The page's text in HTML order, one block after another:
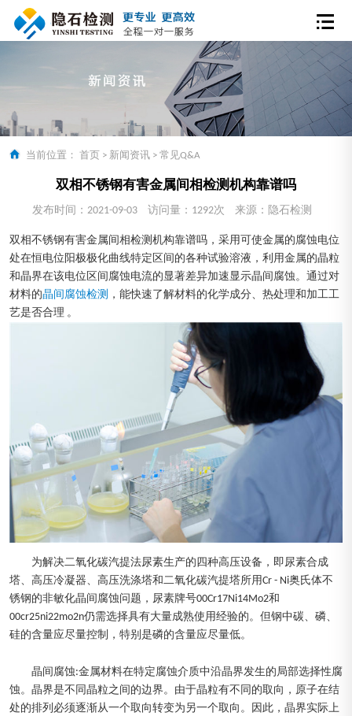
当前位置： 首页 > 新闻资讯 > 常见Q&A
双相不锈钢有害金属间相检测机构靠谱吗
发布时间：2021-09-03 访问量：1292次 来源：隐石检测
双相不锈钢有害金属间相检测机构靠谱吗，采用可使金属的腐蚀电位
处在恒电位阳极极化曲线特定区间的各种试验溶液，利用金属的晶粒
和晶界在该电位区间腐蚀电流的显著差异加速显示晶间腐蚀。通过对
材料的晶间腐蚀检测 ，能快速了解材料的化学成分、热处理和加工工
艺是否合理 。
为解决二氧化碳汽提法尿素生产的四种高压设备，即尿素合成
塔、高压冷凝器、高压洗涤塔和二氧化碳汽提塔所用Cr - Ni奥氏体不
锈钢的非敏化晶间腐蚀问题，尿素牌号00Cr17Ni14Mo2和
00cr25ni22mo2n仍需选择具有大量成熟使用经验的。但钢中碳、磷、
硅的含量应尽量控制，特别是磷的含量应尽量低。
晶间腐蚀:金属材料在特定腐蚀介质中沿晶界发生的局部选择性腐
蚀。晶界是不同晶粒之间的边界。由于晶粒有不同的取向，原子在结
处的排列必须逐渐从一个取向转变为另一个取向。因此，晶界实际上